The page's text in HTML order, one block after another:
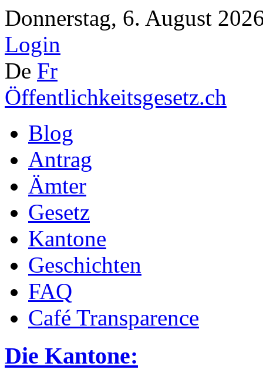
Donnerstag, 6. August
Login
De Fr
Öffentlichkeitsgesetz.ch
Blog
Antrag
Ämter
Gesetz
Kantone
Geschichten
FAQ
Café Transparence
Die Kantone: